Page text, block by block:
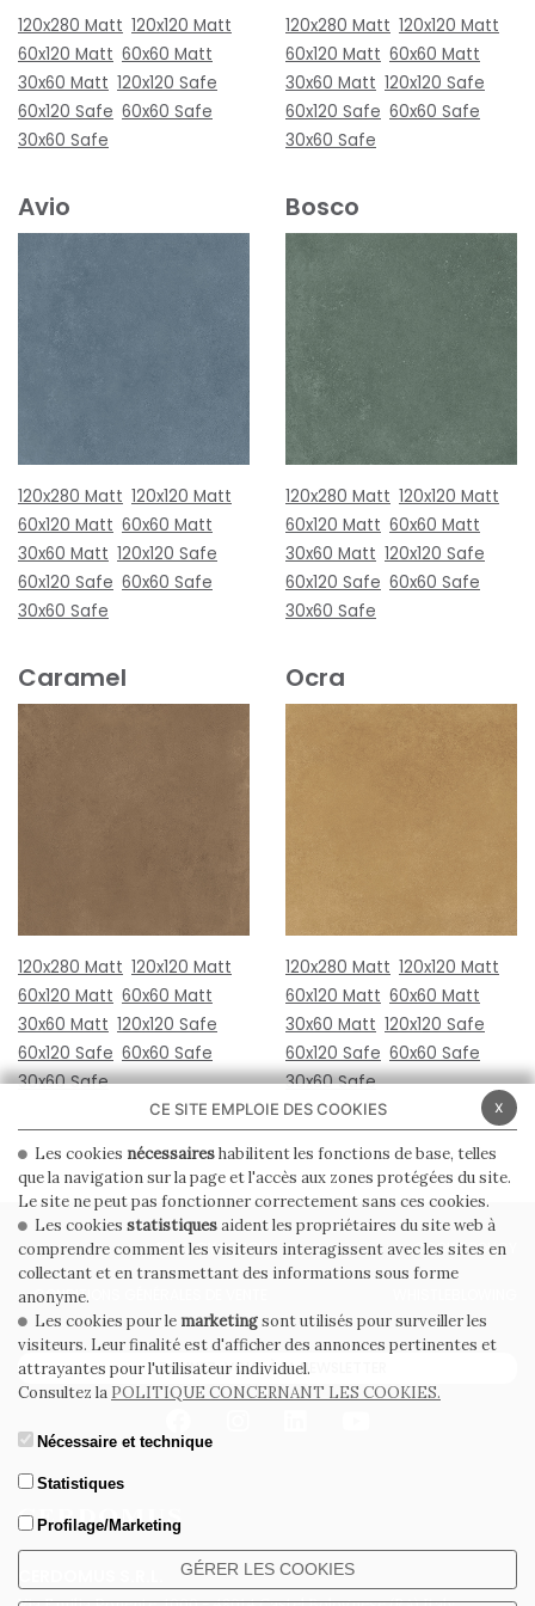
120x280 Matt 120x120 Matt
60x120 Matt 60x60 Matt
30x60 Matt 120x120 Safe
60x120 Safe 60x60 Safe
30x60 Safe
120x280 Matt 120x120 Matt
60x120 Matt 60x60 Matt
30x60 Matt 120x120 Safe
60x120 Safe 60x60 Safe
30x60 Safe
Avio
120x280 Matt 120x120 Matt
60x120 Matt 60x60 Matt
30x60 Matt 120x120 Safe
60x120 Safe 60x60 Safe
30x60 Safe
Bosco
120x280 Matt 120x120 Matt
60x120 Matt 60x60 Matt
30x60 Matt 120x120 Safe
60x120 Safe 60x60 Safe
30x60 Safe
Caramel
120x280 Matt 120x120 Matt
60x120 Matt 60x60 Matt
30x60 Matt 120x120 Safe
60x120 Safe 60x60 Safe
30x60 Safe
Ocra
120x280 Matt 120x120 Matt
60x120 Matt 60x60 Matt
30x60 Matt 120x120 Safe
60x120 Safe 60x60 Safe
30x60 Safe
PRIVACY POLICY COOKIE POLICY
CONDITIONS GÉNÉRALES DE VENTE
ABONNEZ-VOUS À LA NEWSLETTER
x
CE SITE EMPLOIE DES COOKIES
Les cookies nécessaireshabilitent les fonctions de base, telles
que la navigation sur la page et l'accès aux zones protégées du site.
Le site ne peut pas fonctionner correctement sans ces cookies.
Les cookies statistiquesaident les propriétaires du site web à
comprendre comment les visiteurs interagissent avec les sites en
collectant et en transmettant des informations sous forme
anonyme.
Les cookies pour le marketingsont utilisés pour surveiller les
visiteurs. Leur finalité est d'afficher des annonces pertinentes et
attrayantes pour l'utilisateur individuel.
Consultez la POLITIQUE CONCERNANT LES COOKIES.
Nécessaire et technique
Statistiques
Profilage/Marketing
GÉRER LES COOKIES